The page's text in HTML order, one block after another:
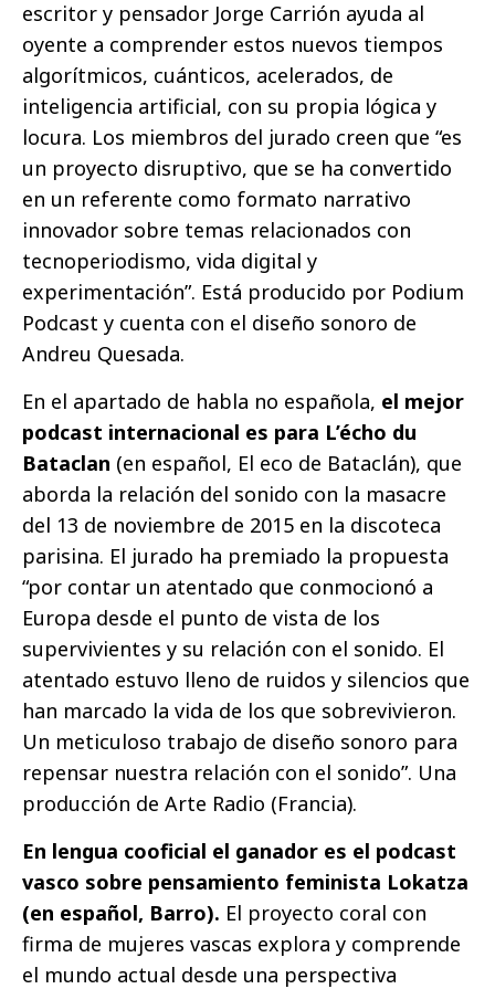
escritor y pensador Jorge Carrión ayuda al
oyente a comprender estos nuevos tiempos
algorítmicos, cuánticos, acelerados, de
inteligencia artificial, con su propia lógica y
locura. Los miembros del jurado creen que “es
un proyecto disruptivo, que se ha convertido
en un referente como formato narrativo
innovador sobre temas relacionados con
tecnoperiodismo, vida digital y
experimentación”. Está producido por Podium
Podcast y cuenta con el diseño sonoro de
Andreu Quesada.
En el apartado de habla no española, el mejor
podcast internacional es para L’écho du
Bataclan (en español, El eco de Bataclán), que
aborda la relación del sonido con la masacre
del 13 de noviembre de 2015 en la discoteca
parisina. El jurado ha premiado la propuesta
“por contar un atentado que conmocionó a
Europa desde el punto de vista de los
supervivientes y su relación con el sonido. El
atentado estuvo lleno de ruidos y silencios que
han marcado la vida de los que sobrevivieron.
Un meticuloso trabajo de diseño sonoro para
repensar nuestra relación con el sonido”. Una
producción de Arte Radio (Francia).
En lengua cooficial el ganador es el podcast
vasco sobre pensamiento feminista Lokatza
(en español, Barro). El proyecto coral con
firma de mujeres vascas explora y comprende
el mundo actual desde una perspectiva